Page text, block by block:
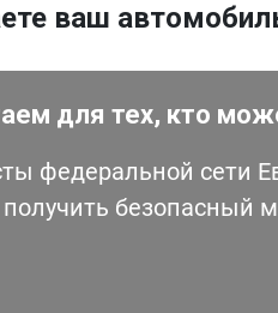
ваш
для тех, кто
федеральной сети
получить